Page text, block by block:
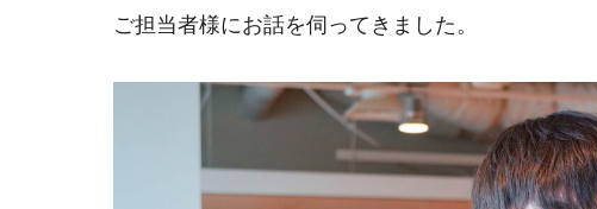
ご担当者様にお話を伺ってきました。